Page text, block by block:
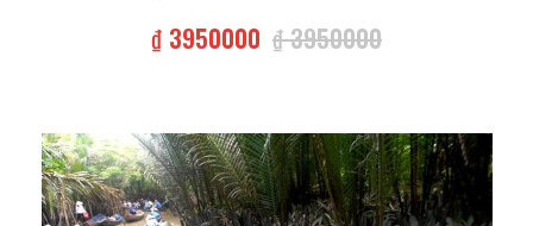
₫ 3950000 ₫ 3950000